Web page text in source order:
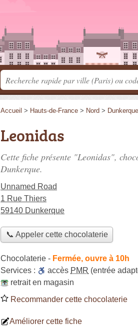
Accueil > Hauts-de-France > Nord > Dunkerque
Leonidas
Cette fiche présente "Leonidas",
Dunkerque.
Unnamed Road
1 Rue Thiers
59140 Dunkerque
📞 Appeler cette chocolaterie
Chocolaterie - Fermée, ouvre à 10h
Services :
accès PMR (entrée
retrait en magasin
Recommander cette chocolaterie
Améliorer cette fiche